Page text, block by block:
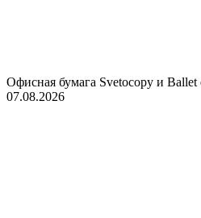
Офисная бумага Svetocopy и
07.08.2026